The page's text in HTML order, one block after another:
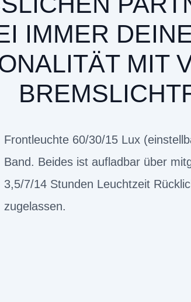
IMMER
MIT
Frontleuchte 60/30/15 Lux
Band. Beides ist aufladbar über
3,5/7/14 Stunden Leuchtzeit
zugelassen.